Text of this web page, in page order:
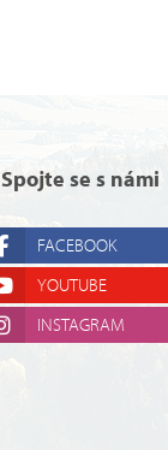
Spojte se s námi
FACEBOOK
YOUTUBE
INSTAGRAM